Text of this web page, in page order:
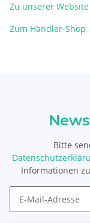
Zu unserer Website
Zum Händler-Shop
Bitte
Informationen